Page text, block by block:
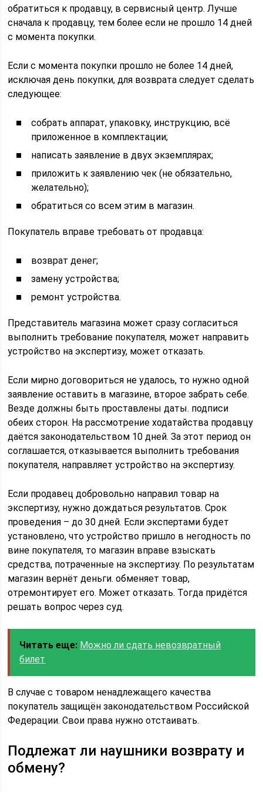
обратиться к продавцу, в сервисный центр. Лучше
сначала к продавцу, тем более если не прошло 14 дней
с момента покупки.
Если с момента покупки прошло не более 14 дней,
исключая день покупки, для возврата следует сделать
следующее:
собрать аппарат, упаковку, инструкцию, всё
приложенное в комплектации;
написать заявление в двух экземплярах;
приложить к заявлению чек (не обязательно,
желательно);
обратиться со всем этим в магазин.
Покупатель вправе требовать от продавца:
возврат денег;
замену устройства;
ремонт устройства.
Представитель магазина может сразу согласиться
выполнить требование покупателя, может направить
устройство на экспертизу, может отказать.
Если мирно договориться не удалось, то нужно одной
заявление оставить в магазине, второе забрать себе.
Везде должны быть проставлены даты. подписи
обеих сторон. На рассмотрение ходатайства продавцу
даётся законодательством 10 дней. За этот период он
соглашается, отказывается выполнить требования
покупателя, направляет устройство на экспертизу.
Если продавец добровольно направил товар на
экспертизу, нужно дождаться результатов. Срок
проведения – до 30 дней. Если экспертами будет
установлено, что устройство пришло в негодность по
вине покупателя, то магазин вправе взыскать
средства, потраченные на экспертизу. По результатам
магазин вернёт деньги. обменяет товар,
отремонтирует его. Может отказать. Тогда придётся
решать вопрос через суд.
Читать еще: Можно ли сдать невозвратный
билет
В случае с товаром ненадлежащего качества
покупатель защищён законодательством Российской
Федерации. Свои права нужно отстаивать.
Подлежат ли наушники возврату и
обмену?